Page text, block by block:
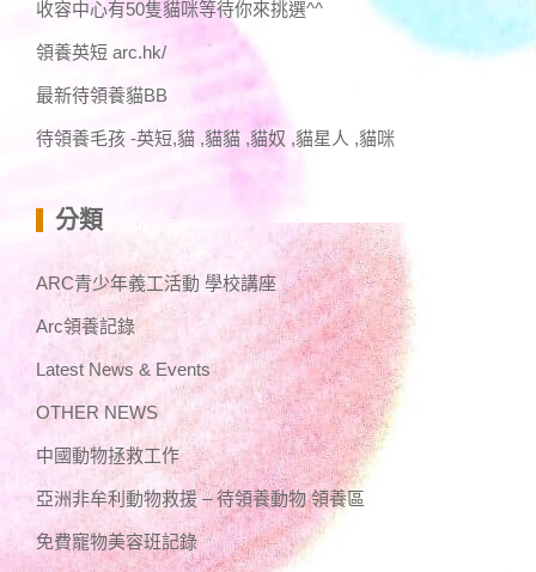
收容中心有50隻貓咪等待你來挑選^^
領養英短 arc.hk/
最新待領養貓BB
待領養毛孩 -英短,貓 ,貓貓 ,貓奴 ,貓星人 ,貓咪
分類
ARC青少年義工活動 學校講座
Arc領養記錄
Latest News & Events
OTHER NEWS
中國動物拯救工作
亞洲非牟利動物救援 – 待領養動物 領養區
免費寵物美容班記錄